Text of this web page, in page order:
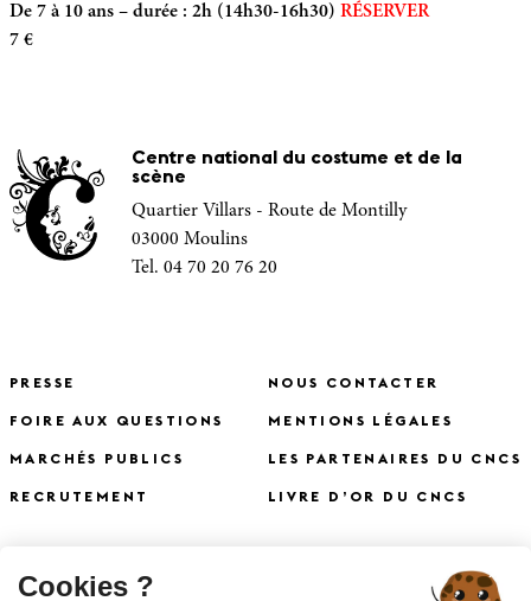
De 7 à 10 ans – durée : 2h (14h30-16h30) RÉSERVER
7 €
Centre national du costume et de la
scène
Quartier Villars - Route de Montilly
03000 Moulins
Tel. 04 70 20 76 20
PRESSE
FOIRE AUX QUESTIONS
MARCHÉS PUBLICS
RECRUTEMENT
NOUS CONTACTER
MENTIONS LÉGALES
LES PARTENAIRES DU CNCS
LIVRE D’OR DU CNCS
S'INSCRIRE À LA NEWSLETTER X
Cookies ?